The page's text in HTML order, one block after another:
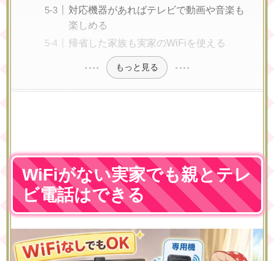
対応機器があればテレビで動画や音楽も
楽しめる
帰省した家族も実家のWiFiを使える
もっと見る
WiFiがない実家でも親とテレ
ビ電話はできる